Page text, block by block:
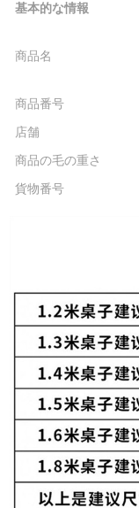
基本的な情報
商品名
商品番号
店舗
商品の毛の重さ
貨物番号